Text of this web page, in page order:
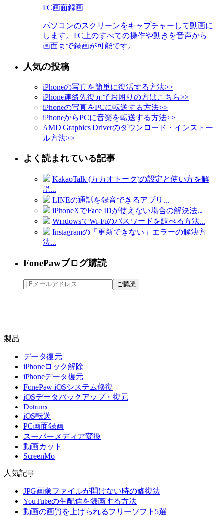
PC画面録画
パソコンのスクリーンをキャプチャーして動画に
します。PC上のすべての操作や動きを音声から
画面まで録画が可能です。
人気の投稿
iPhoneの写真を簡単に復活する方法>>
iPhone連絡先復元でお困りの方はこちら>>
iPhoneの写真をPCに転送する方法>>
iPhoneからPCに音楽を転送する方法>>
AMD Graphics Driverのダウンロード・インストー
ル方法>>
よく読まれている記事
KakaoTalk (カカオトーク)の設定と使い方を解
説...
LINEの通話を録音できるアプリ...
iPhoneXでFace IDが使えない場合の解決法...
WindowsでWi-Fiのパスワードを調べる方法...
Instagramの「更新できない」エラーの解決方
法...
FonePawブログ購読
製品
データ復元
iPhoneロック解除
iPhoneデータ復元
FonePaw iOSシステム修復
iOSデータバックアップ・復元
Dotrans
iOS転送
PC画面録画
スーパーメディア変換
動画カット
ScreenMo
人気記事
JPG画像ファイルが開けない時の修復法
YouTubeの生配信を録画する方法
動画の画質を上げられるフリーソフト5選